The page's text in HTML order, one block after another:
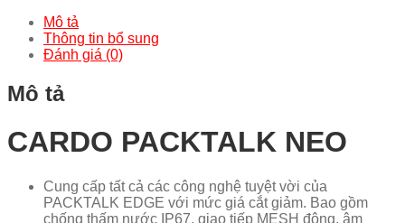
Mô tả
Thông tin bổ sung
Đánh giá (0)
Mô tả
CARDO PACKTALK NEO
Cung cấp tất cả các công nghệ tuyệt vời của
PACKTALK EDGE với mức giá cắt giảm. Bao gồm
chống thấm nước IP67, giao tiếp MESH động, âm